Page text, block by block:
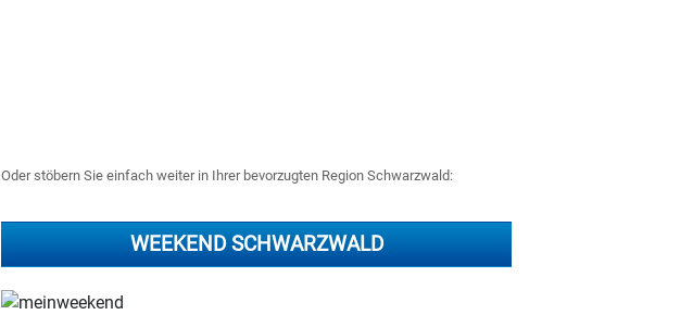
Oder stöbern Sie einfach weiter in Ihrer bevorzugten Region Schwarzwald:
WEEKEND SCHWARZWALD